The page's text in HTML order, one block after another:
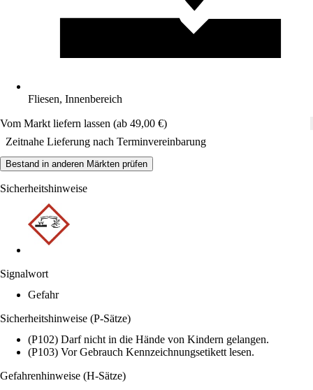
Fliesen, Innenbereich
Vom Markt liefern lassen (ab 49,00 €)
Zeitnahe Lieferung nach Terminvereinbarung
Bestand in anderen Märkten prüfen
Sicherheitshinweise
Signalwort
Gefahr
Sicherheitshinweise (P-Sätze)
(P102) Darf nicht in die Hände von Kindern gelangen.
(P103) Vor Gebrauch Kennzeichnungsetikett lesen.
Gefahrenhinweise (H-Sätze)